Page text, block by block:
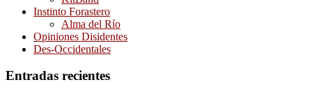
Instinto Forastero
Alma del Río
Opiniones Disidentes
Des-Occidentales
Entradas recientes